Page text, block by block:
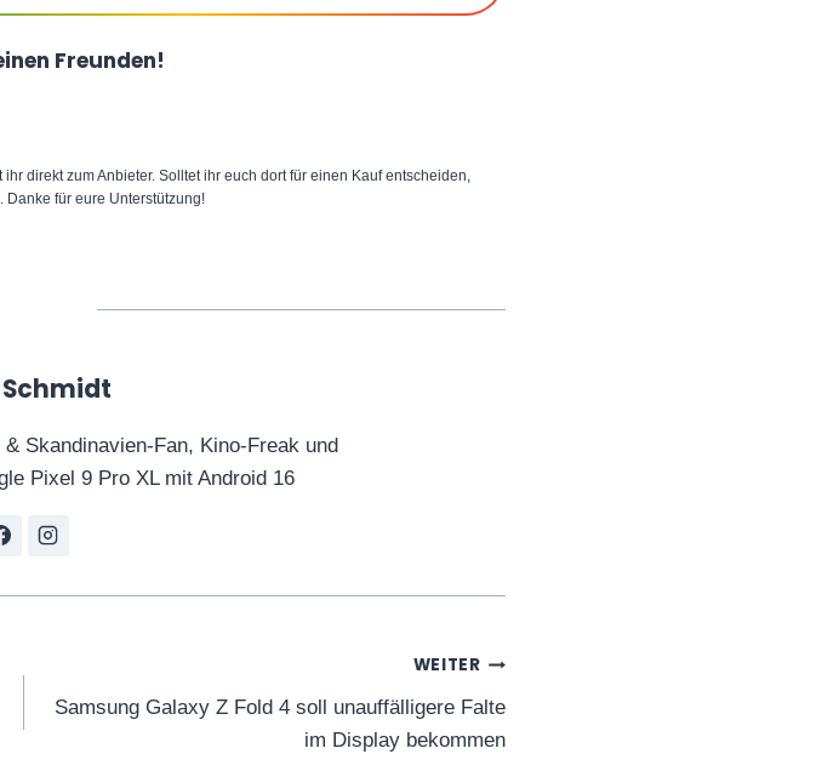
Freunden!
direkt zum Anbieter. Solltet ihr euch dort für einen Kauf entscheiden,
für eure Unterstützung!
Skandinavien-Fan, Kino-Freak und
Pixel 9 Pro XL mit Android 16
WEITER
Samsung Galaxy Z Fold 4 soll unauffälligere Falte
im Display bekommen